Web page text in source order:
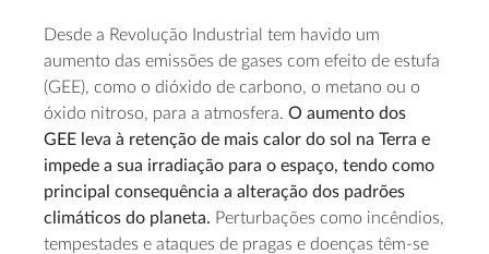
Desde a Revolução Industrial tem havido um
aumento das emissões de gases com efeito de estufa
(GEE), como o dióxido de carbono, o metano ou o
óxido nitroso, para a atmosfera. O aumento dos
GEE leva à retenção de mais calor do sol na Terra e
impede a sua irradiação para o espaço, tendo como
principal consequência a alteração dos padrões
climáticos do planeta. Perturbações como incêndios,
tempestades e ataques de pragas e doenças têm-se